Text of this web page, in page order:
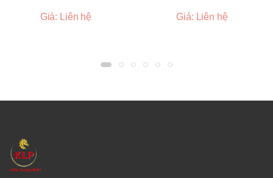
Thực phẩm và đồ uống:
Sử dụng trong các hệ thống
Ứng dụng trong các thiết bị và hệ thống khí nén y
Giá: Liên hệ Giá: Liên hệ